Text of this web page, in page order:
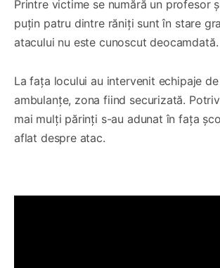
Printre victime se numără un profesor
puțin patru dintre răniți sunt în stare
atacului nu este cunoscut deocamdată.
La fața locului au intervenit echipaje
ambulanțe, zona fiind securizată.
mai mulți părinți s-au adunat în fața
aflat despre atac.